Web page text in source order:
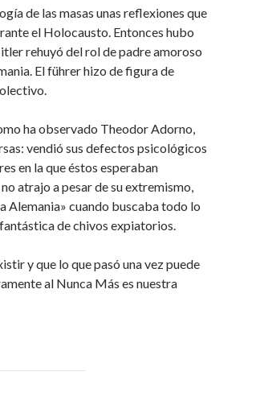
de las masas unas reflexiones que
el Holocausto. Entonces hubo
rehuyó del rol de padre amoroso
El führer hizo de figura de
ha observado Theodor Adorno,
vendió sus defectos psicológicos
en la que éstos esperaban
atrajo a pesar de su extremismo,
Alemania» cuando buscaba todo lo
de chivos expiatorios.
y que lo que pasó una vez puede
al Nunca Más es nuestra